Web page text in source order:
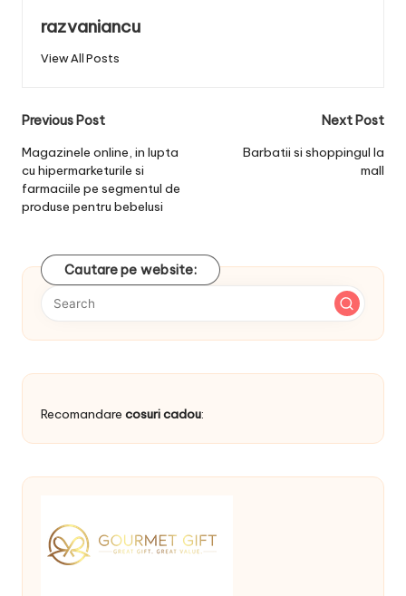
razvaniancu
View All Posts
Post
navigation
Previous Post
Magazinele online, in lupta
cu hipermarketurile si
farmaciile pe segmentul de
produse pentru bebelusi
Next Post
Barbatii si shoppingul la
mall
Cautare pe website:
Recomandare cosuri cadou: